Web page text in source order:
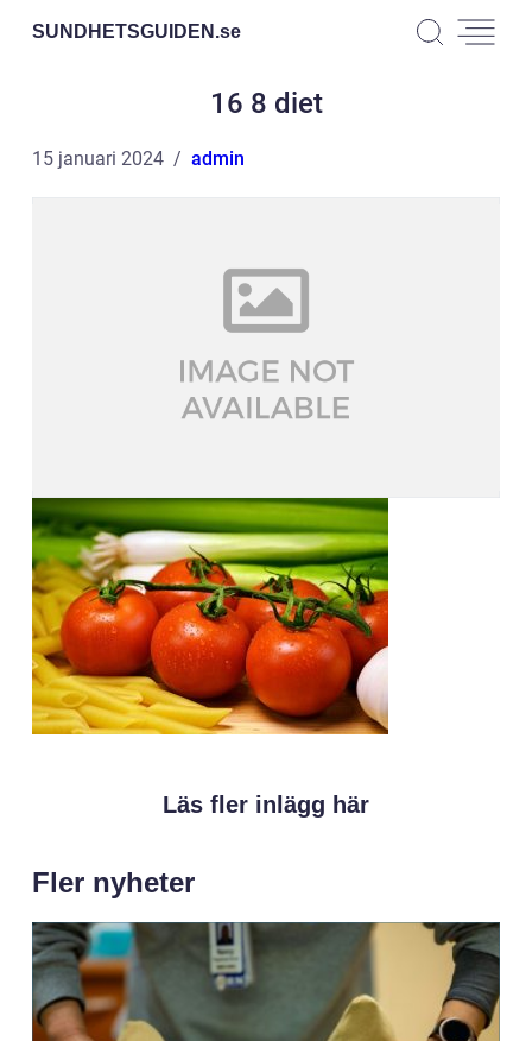
SUNDHETSGUIDEN.se
16 8 diet
15 januari 2024 admin
Läs fler inlägg här
Fler nyheter